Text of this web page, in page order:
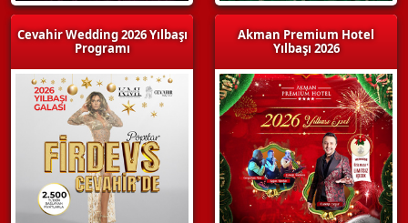
Cevahir Wedding 2026 Yılbaşı
Programı
Akman Premium Hotel
Yılbaşı 2026